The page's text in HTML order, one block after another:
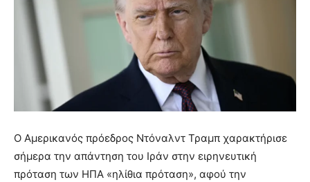
Ο Αμερικανός πρόεδρος Ντόναλντ Τραμπ χαρακτήρισε
σήμερα την απάντηση του Ιράν στην ειρηνευτική
πρόταση των ΗΠΑ «ηλίθια πρόταση», αφού την